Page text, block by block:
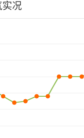
实况